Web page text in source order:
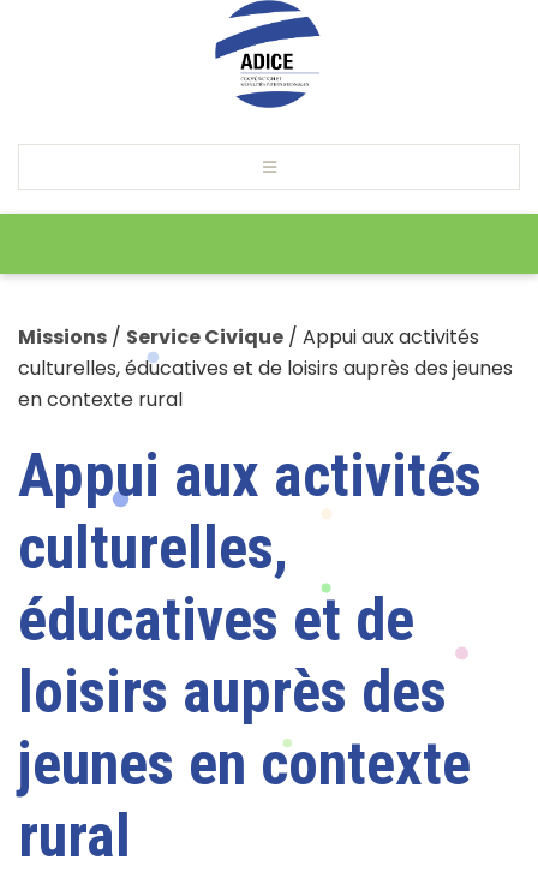
Missions / Service Civique / Appui aux activités
culturelles, éducatives et de loisirs auprès des jeunes
en contexte rural
Appui aux activités
culturelles,
éducatives et de
loisirs auprès des
jeunes en contexte
rural